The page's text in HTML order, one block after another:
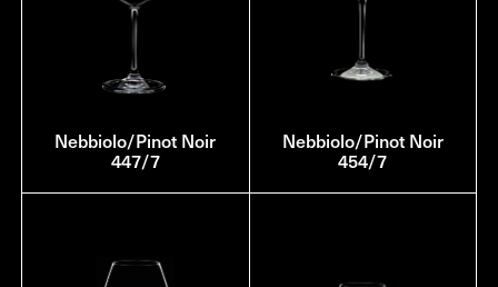
Nebbiolo/Pinot Noir
447/7
Nebbiolo/Pinot Noir
454/7